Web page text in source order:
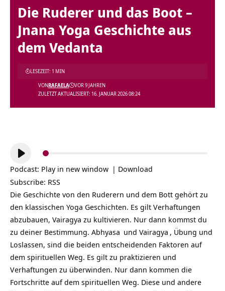
Die Ruderer und das Boot –
Jnana Yoga Geschichte aus
dem Vedanta
ZULETZT AKTUALISIERT: 16. JANUAR 2026 08:24
VONRAFAELA VOR 9 JAHREN
LESEZEIT: 1 MIN
Audio-
Player
Podcast: Play in new window | Download
Subscribe: RSS
Die Geschichte von den Ruderern und dem Bott gehört zu
den klassischen Yoga Geschichten. Es gilt Verhaftungen
abzubauen, Vairagya zu kultivieren. Nur dann kommst du
zu deiner Bestimmung. Abhyasa und Vairagya , Übung und
Loslassen, sind die beiden entscheidenden Faktoren auf
dem spirituellen Weg. Es gilt zu praktizieren und
Verhaftungen zu überwinden. Nur dann kommen die
Fortschritte auf dem spirituellen Weg. Diese und andere